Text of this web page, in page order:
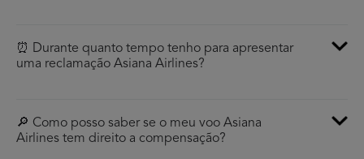
⏰ Durante quanto tempo tenho para apresentar
uma reclamação Asiana Airlines?
🔎 Como posso saber se o meu voo Asiana
Airlines tem direito a compensação?